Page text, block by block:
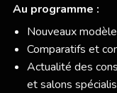
Au programme :
Nouveaux
Comparatifs et
Actualité des
et salons